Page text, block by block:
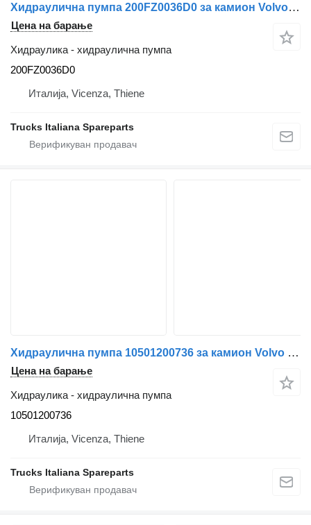
Хидраулична пумпа 200FZ0036D0 за камион Volvo FM 7
Цена на барање
Хидраулика - хидраулична пумпа
200FZ0036D0
Италија, Vicenza, Thiene
Trucks Italiana Spareparts
Хидраулична пумпа 10501200736 за камион Volvo FM 7
Цена на барање
Хидраулика - хидраулична пумпа
10501200736
Италија, Vicenza, Thiene
Trucks Italiana Spareparts